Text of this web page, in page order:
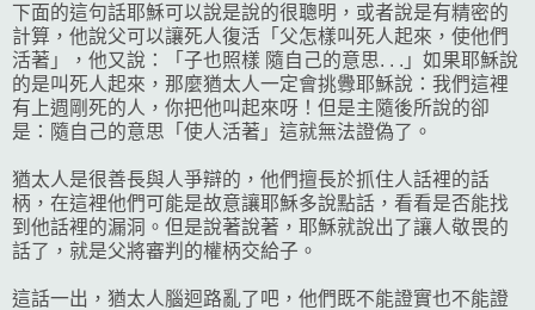
下面的這句話耶穌可以說是說的很聰明，或者說是有精密的
計算，他說父可以讓死人復活「父怎樣叫死人起來，使他們
活著」，他又說：「子也照樣 隨自己的意思. . .」如果耶穌說
的是叫死人起來，那麼猶太人一定會挑釁耶穌說：我們這裡
有上週剛死的人，你把他叫起來呀！但是主隨後所說的卻
是：隨自己的意思「使人活著」這就無法證偽了。
猶太人是很善長與人爭辯的，他們擅長於抓住人話裡的話
柄，在這裡他們可能是故意讓耶穌多說點話，看看是否能找
到他話裡的漏洞。但是說著說著，耶穌就說出了讓人敬畏的
話了，就是父將審判的權柄交給子。
這話一出，猶太人腦迴路亂了吧，他們既不能證實也不能證